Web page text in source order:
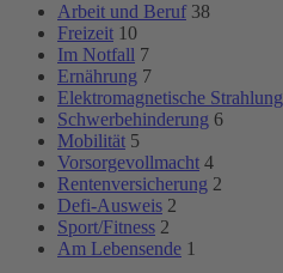
Arbeit und Beruf 38
Freizeit 10
Im Notfall 7
Ernährung 7
Elektromagnetische Strahlung
Schwerbehinderung 6
Mobilität 5
Vorsorgevollmacht 4
Rentenversicherung 2
Defi-Ausweis 2
Sport/Fitness 2
Am Lebensende 1